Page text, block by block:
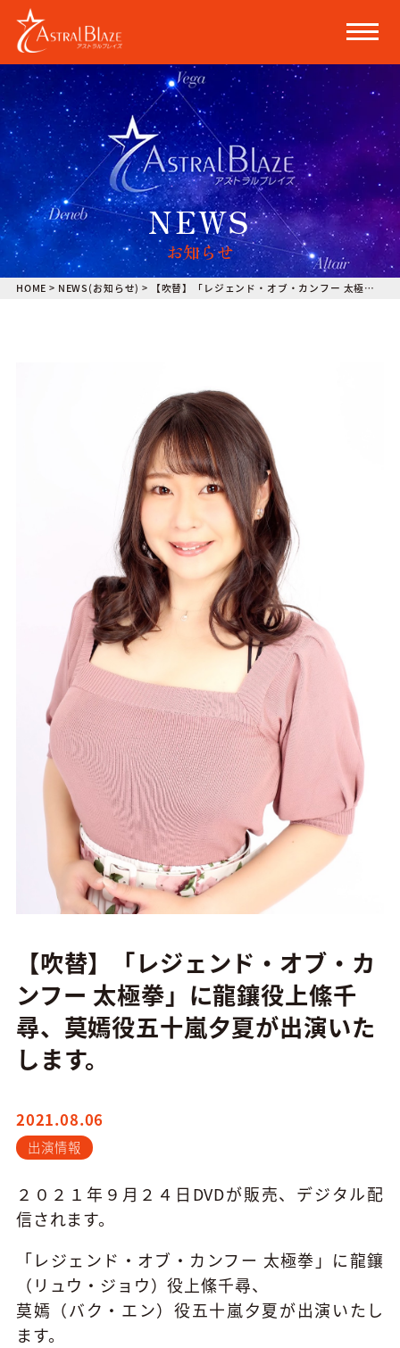
NEWS
お知らせ
HOME > NEWS(お知らせ) > 【吹替】「レジェンド・オブ・カンフー 太極拳」に龍鑲役上絛千尋、莫嫣役五十嵐夕夏が出演いたします。
【吹替】「レジェンド・オブ・カ
ンフー 太極拳」に龍鑲役上絛千
尋、莫嫣役五十嵐夕夏が出演いた
します。
2021.08.06
出演情報
２０２１年９月２４日 DVDが販売、デジタル配
信されます。
「レジェンド・オブ・カンフー 太極拳」に龍鑲
（リュウ・ジョウ）役上絛千尋、
莫嫣（バク・エン）役五十嵐夕夏が出演いたし
ます。